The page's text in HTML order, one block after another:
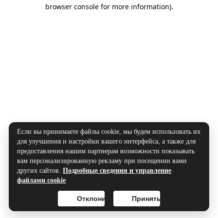
browser console for more information).
Если вы принимаете файлы cookie, мы будем использовать их
для улучшения и настройки вашего интерфейса, а также для
предоставления нашим партнерам возможности показывать
вам персонализированную рекламу при посещении вами
других сайтов.Подробные сведения и управление
файлами cookie
Принять
Отклонить